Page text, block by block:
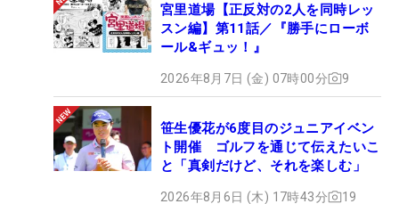
宮里道場【正反対の2人を同時レッ
スン編】第11話／『勝手にローボ
ール&ギュッ！』
2026年8月7日 (金) 07時00分 9
笹生優花が6度目のジュニアイベン
ト開催 ゴルフを通じて伝えたいこ
と「真剣だけど、それを楽しむ」
2026年8月6日 (木) 17時43分 19